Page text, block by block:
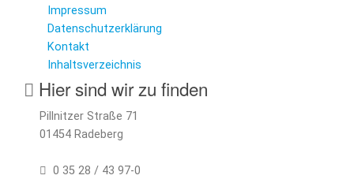
Impressum
Datenschutzerklärung
Kontakt
Inhaltsverzeichnis
Hier sind wir zu finden
Pillnitzer Straße 71
01454 Radeberg
0 35 28 / 43 97-0